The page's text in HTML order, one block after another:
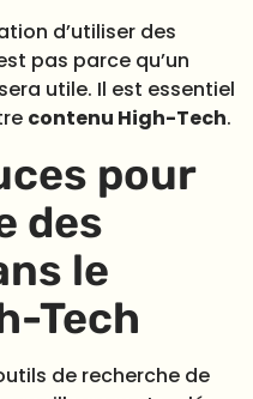
d’utiliser des
pas parce qu’un
utile. Il est essentiel
contenu High-Tech.
pour
des
le
Tech
de recherche de